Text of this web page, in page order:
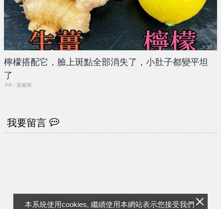
本系統使用cookies, 繼續使用本網站表示您接受我們
檸檬搭配它，臉上斑點全部消失了，小肚子都變平坦
了
PR・新素簡
我要留言